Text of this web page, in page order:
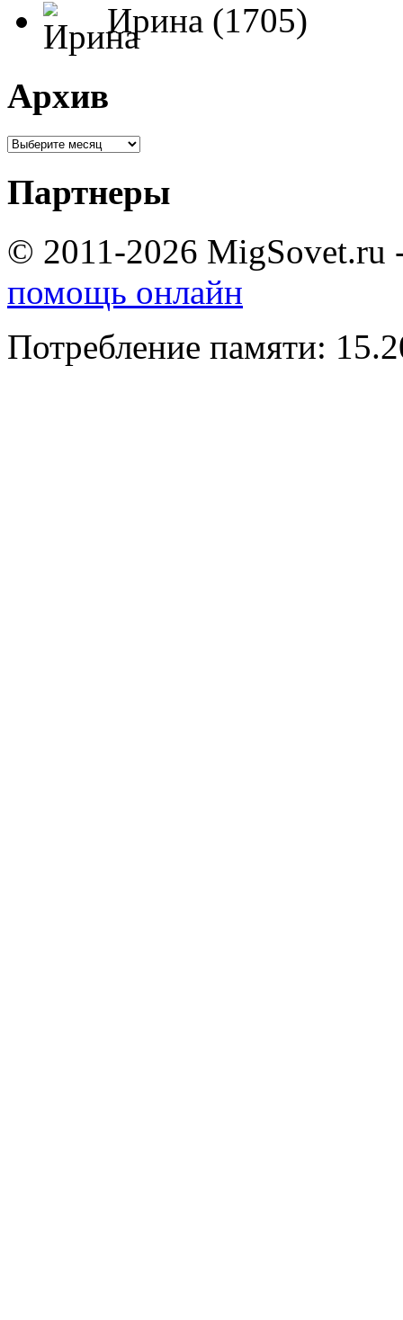
Ирина (1705)
Архив
Партнеры
© 2011-2026 MigSovet.ru
помощь онлайн
Потребление памяти: